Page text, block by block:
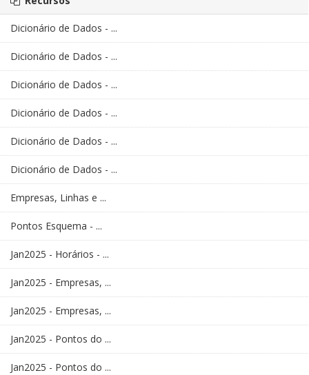
Dicionário de Dados - ...
Dicionário de Dados - ...
Dicionário de Dados - ...
Dicionário de Dados - ...
Dicionário de Dados - ...
Dicionário de Dados - ...
Empresas, Linhas e ...
Pontos Esquema - ...
Jan2025 - Horários - ...
Jan2025 - Empresas, ...
Jan2025 - Empresas, ...
Jan2025 - Pontos do ...
Jan2025 - Pontos do ...